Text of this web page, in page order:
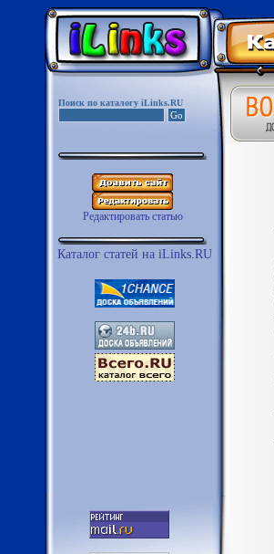
Поиск по каталогу iLinks.RU
Редактировать статью
Каталог статей на iLinks.RU